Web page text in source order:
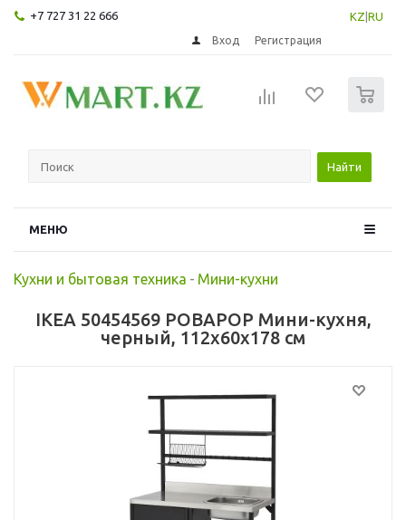
+7 727 31 22 666 KZ RU
Вход Регистрация
Найти
МЕНЮ
Кухни и бытовая техника - Мини-кухни
IKEA 50454569 РОВАРОР Мини-кухня,
черный, 112x60x178 см